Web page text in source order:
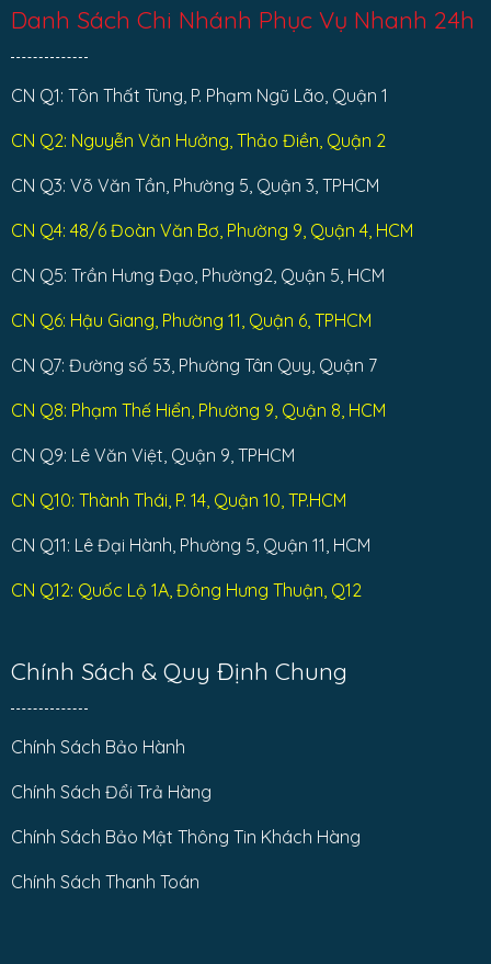
Danh Sách Chi Nhánh Phục Vụ Nhanh 24h
CN Q1: Tôn Thất Tùng, P. Phạm Ngũ Lão, Quận 1
CN Q2: Nguyễn Văn Hưởng, Thảo Điền, Quận 2
CN Q3: Võ Văn Tần, Phường 5, Quận 3, TPHCM
CN Q4: 48/6 Đoàn Văn Bơ, Phường 9, Quận 4, HCM
CN Q5: Trần Hưng Đạo, Phường2, Quận 5, HCM
CN Q6: Hậu Giang, Phường 11, Quận 6, TPHCM
CN Q7: Đường số 53, Phường Tân Quy, Quận 7
CN Q8: Phạm Thế Hiển, Phường 9, Quận 8, HCM
CN Q9: Lê Văn Việt, Quận 9, TPHCM
CN Q10: Thành Thái, P. 14, Quận 10, TP.HCM
CN Q11: Lê Đại Hành, Phường 5, Quận 11, HCM
CN Q12: Quốc Lộ 1A, Đông Hưng Thuận, Q12
Chính Sách & Quy Định Chung
Chính Sách Bảo Hành
Chính Sách Đổi Trả Hàng
Chính Sách Bảo Mật Thông Tin Khách Hàng
Chính Sách Thanh Toán